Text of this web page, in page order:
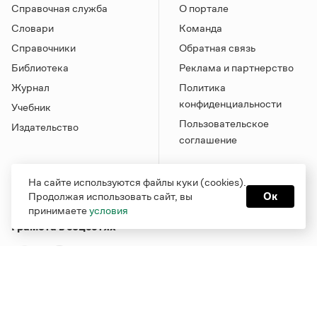
Справочная служба
Словари
Справочники
Библиотека
Журнал
Учебник
Издательство
О портале
Команда
Обратная связь
Реклама и партнерство
Политика
конфиденциальности
Пользовательское
соглашение
Грамота в соцсетях
На сайте используются файлы куки (cookies).
Продолжая использовать сайт, вы
принимаетеусловия
Ок